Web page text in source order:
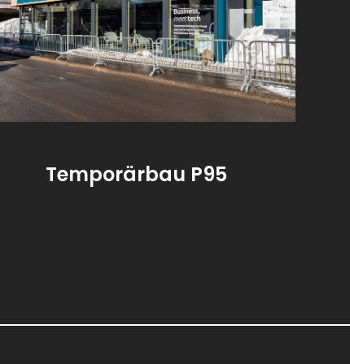
Temporärbau P95